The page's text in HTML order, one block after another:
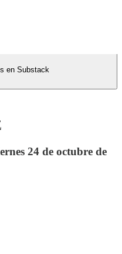
en Substack
24 de octubre de